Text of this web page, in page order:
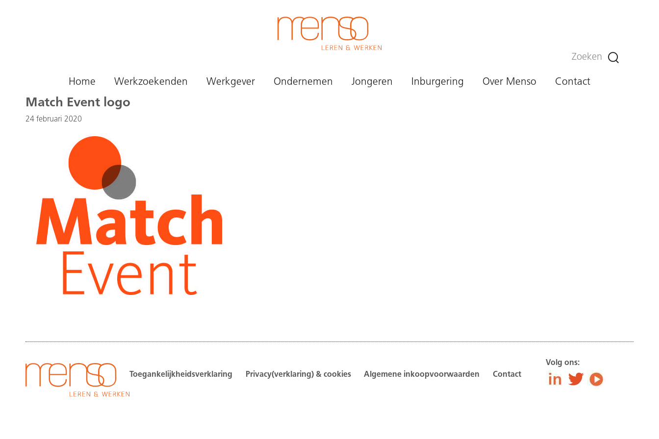
Zoeken
Home Werkzoekenden Werkgever Ondernemen Jongeren Inburgering Over Menso Contact
Match Event logo
24 februari 2020
Toegankelijkheidsverklaring Privacy(verklaring) & cookies Algemene inkoopvoorwaarden Contact
Volg ons: